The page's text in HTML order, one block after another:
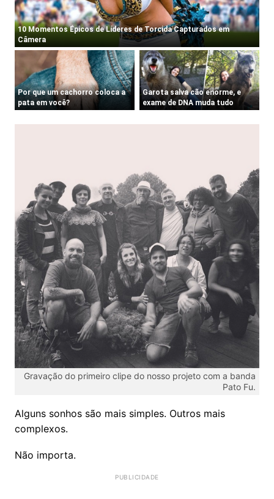
Gravação do primeiro clipe do nosso projeto com a banda
Pato Fu.
Alguns sonhos são mais simples. Outros mais
complexos.
Não importa.